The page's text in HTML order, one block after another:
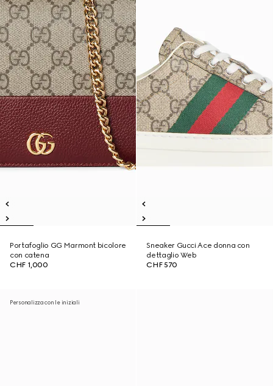
Portafoglio GG Marmont bicolore
con catena
CHF 1,000
Sneaker Gucci Ace donna con
dettaglio Web
CHF 570
Personalizza con le iniziali